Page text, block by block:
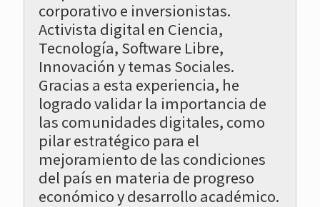
corporativo e inversionistas.
Activista digital en Ciencia,
Tecnología, Software Libre,
Innovación y temas Sociales.
Gracias a esta experiencia, he
logrado validar la importancia de
las comunidades digitales, como
pilar estratégico para el
mejoramiento de las condiciones
del país en materia de progreso
económico y desarrollo académico.